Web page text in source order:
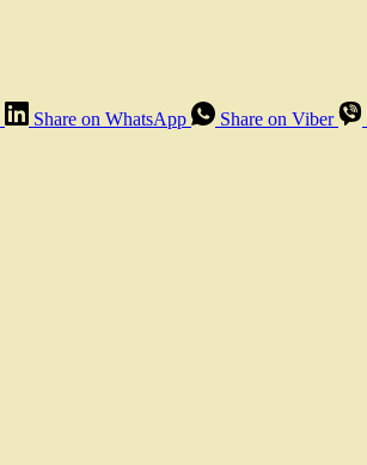
Share on WhatsApp Share on Viber